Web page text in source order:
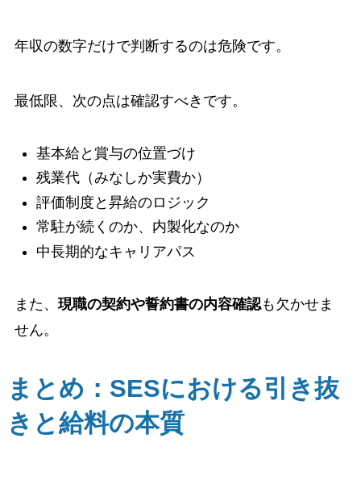
年収の数字だけで判断するのは危険です。
最低限、次の点は確認すべきです。
基本給と賞与の位置づけ
残業代（みなしか実費か）
評価制度と昇給のロジック
常駐が続くのか、内製化なのか
中長期的なキャリアパス
また、 現職の契約や誓約書の内容確認も欠かせま
せん。
まとめ：SESにおける引き抜
きと給料の本質